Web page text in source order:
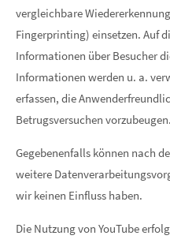
vergleichbare
Fingerprinting) einsetzen. Auf
Informationen über Besucher
Informationen werden u. a.
erfassen, die
Betrugsversuchen vorzubeugen.
Gegebenenfalls können nach
weitere
wir keinen Einfluss haben.
Die Nutzung von YouTube